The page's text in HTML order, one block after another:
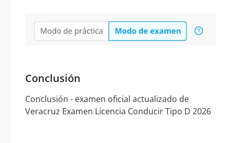
Conclusión
Conclusión - examen oficial actualizado de
Veracruz Examen Licencia Conducir Tipo D 2026